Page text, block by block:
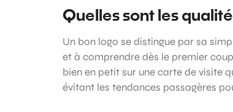
Quelles sont les
Un bon logo se distingue par sa
et à comprendre dès le premier
bien en petit sur une carte de visite
évitant les tendances passagères